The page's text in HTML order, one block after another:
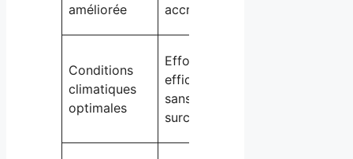
améliorée
accrus
Conditions
climatiques
optimales
Effort plus
efficace
sans
surchauffe